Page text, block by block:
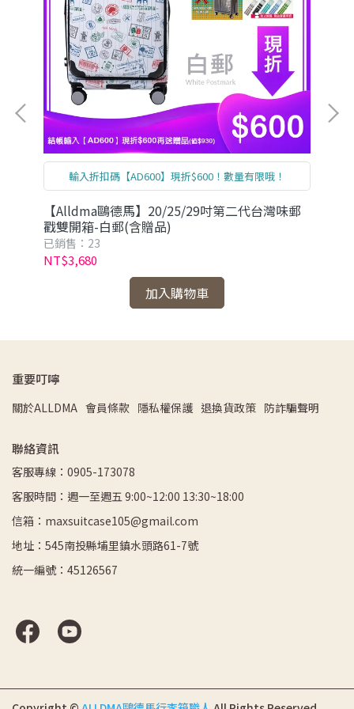
輸入折扣碼【AD600】現折$600！數量有限哦！
【Alldma鷗德馬】20/25/29吋第二代台灣味郵
戳雙開箱-白郵(含贈品)
已銷售：23
NT$3,680
加入購物車
重要叮嚀
關於ALLDMA 會員條款 隱私權保護 退換貨政策 防詐騙聲明
聯絡資訊
客服專線：0905-173078
客服時間：週一至週五 9:00~12:00 13:30~18:00
信箱：maxsuitcase105@gmail.com
地址：545南投縣埔里鎮水頭路61-7號
統一編號：45126567